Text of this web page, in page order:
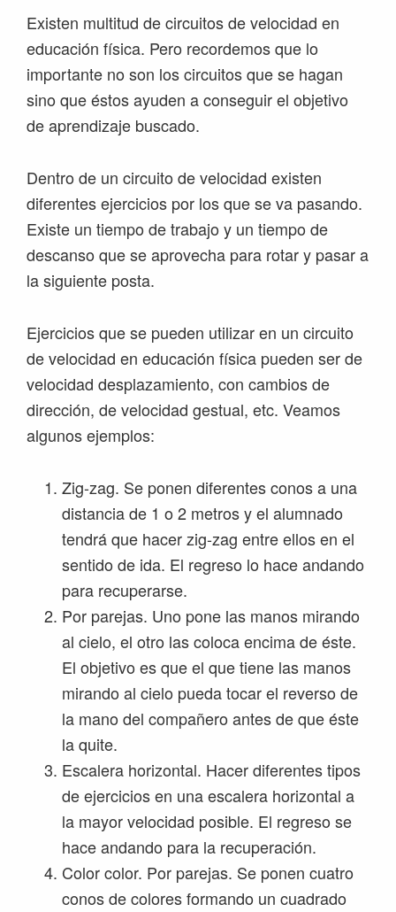
Existen multitud de circuitos de velocidad en
educación física. Pero recordemos que lo
importante no son los circuitos que se hagan
sino que éstos ayuden a conseguir el objetivo
de aprendizaje buscado.
Dentro de un circuito de velocidad existen
diferentes ejercicios por los que se va pasando.
Existe un tiempo de trabajo y un tiempo de
descanso que se aprovecha para rotar y pasar a
la siguiente posta.
Ejercicios que se pueden utilizar en un circuito
de velocidad en educación física pueden ser de
velocidad desplazamiento, con cambios de
dirección, de velocidad gestual, etc. Veamos
algunos ejemplos:
Zig-zag. Se ponen diferentes conos a una
distancia de 1 o 2 metros y el alumnado
tendrá que hacer zig-zag entre ellos en el
sentido de ida. El regreso lo hace andando
para recuperarse.
Por parejas. Uno pone las manos mirando
al cielo, el otro las coloca encima de éste.
El objetivo es que el que tiene las manos
mirando al cielo pueda tocar el reverso de
la mano del compañero antes de que éste
la quite.
Escalera horizontal. Hacer diferentes tipos
de ejercicios en una escalera horizontal a
la mayor velocidad posible. El regreso se
hace andando para la recuperación.
Color color. Por parejas. Se ponen cuatro
conos de colores formando un cuadrado